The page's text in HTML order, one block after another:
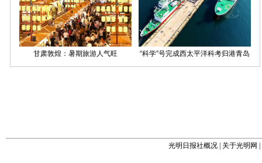
光明日报社概况 关于光明网